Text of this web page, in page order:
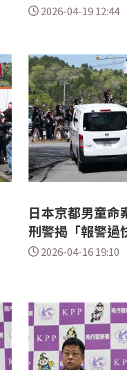
2026-04-19 12:44
日本京都男童
刑警揭「報警過
2026-04-16 19:10